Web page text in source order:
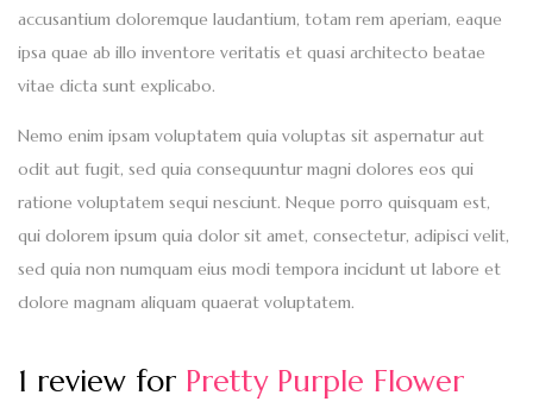
accusantium doloremque laudantium, totam rem aperiam, eaque
ipsa quae ab illo inventore veritatis et quasi architecto beatae
vitae dicta sunt explicabo.
Nemo enim ipsam voluptatem quia voluptas sit aspernatur aut
odit aut fugit, sed quia consequuntur magni dolores eos qui
ratione voluptatem sequi nesciunt. Neque porro quisquam est,
qui dolorem ipsum quia dolor sit amet, consectetur, adipisci velit,
sed quia non numquam eius modi tempora incidunt ut labore et
dolore magnam aliquam quaerat voluptatem.
1 review for Pretty Purple Flower